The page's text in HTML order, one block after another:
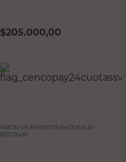
$205.000,00
PRECIO SIN IMPUESTOS NACIONALES:
$157.024,80